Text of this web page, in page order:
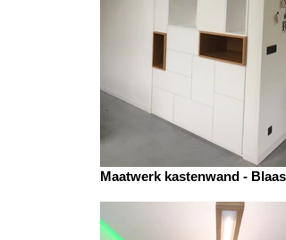
Maatwerk kastenwand -